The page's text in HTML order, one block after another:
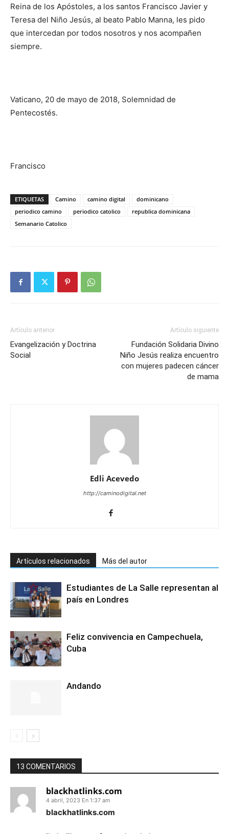
Reina de los Apóstoles, a los santos Francisco Javier y
Teresa del Niño Jesús, al beato Pablo Manna, les pido
que intercedan por todos noso­tros y nos acompañen
siempre.
Vaticano, 20 de mayo de 2018, Solemnidad de
Pentecostés.
Francisco
ETIQUETAS Camino camino digital
dominicano
periodico camino
periodico catolico
republica dominicana
Semanario Catolico
Artículo anterior
Evangelización y Doctrina
Social
Artículo siguiente
Fundación Solidaria Divino
Niño Jesús realiza encuentro
con mujeres padecen cáncer
de mama
Edli Acevedo
http://caminodigital.net
Artículos relacionados Más del autor
Estudiantes de La Salle representan al
país en Londres
Feliz convivencia en Campechuela,
Cuba
Andando
13 COMENTARIOS
blackhatlinks.com
4 abril, 2023 En 1:37 am
blackhatlinks.com